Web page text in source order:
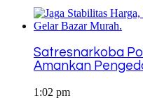
Satresnarkoba
Amankan
1:02 pm